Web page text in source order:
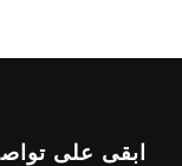
ابقى على